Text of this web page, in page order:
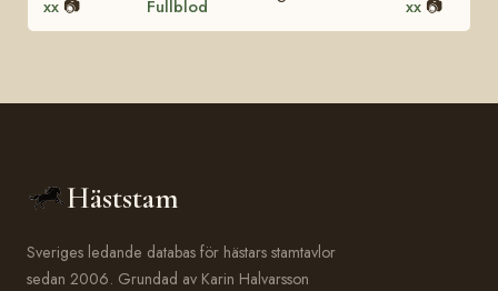
xx 📷
Fullblod
xx 📷
Häststam
Sveriges ledande databas för hästars stamtavlor
sedan 2006. Grundad av Karin Halvarsson